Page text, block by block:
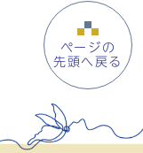
ページの
先頭へ戻る